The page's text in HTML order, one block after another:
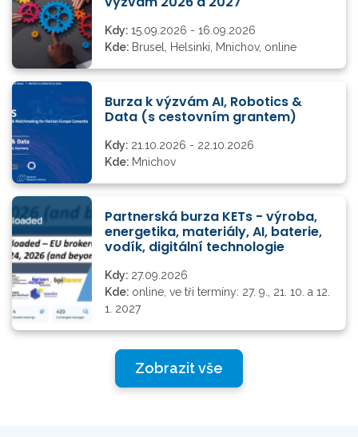
Kdy: 15.09.2026 - 16.09.2026
Kde: Brusel, Helsinki, Mnichov, online
Burza k výzvám AI, Robotics &
Data (s cestovním grantem)
Kdy: 21.10.2026 - 22.10.2026
Kde: Mnichov
Partnerská burza KETs - výroba,
energetika, materiály, AI, baterie,
vodík, digitální technologie
Kdy: 27.09.2026
Kde: online, ve tři termíny: 27. 9., 21. 10. a 12.
1. 2027
Zobrazit vše